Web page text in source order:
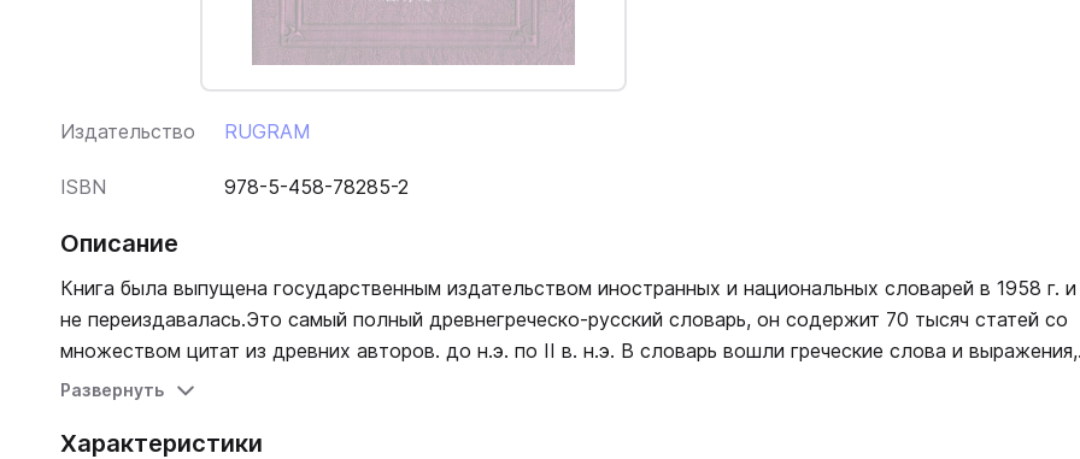
Издательство RUGRAM
ISBN 978-5-458-78285-2
Описание
Книга была выпущена государственным издательством иностранных и национальных словарей в 1958 г.
не переиздавалась.Это самый полный древнегреческо-русский словарь, он содержит 70 тысяч статей со
множеством цитат из древних авторов. до н.э. по II в. н.э. В словарь вошли греческие слова и выражения,
встречающиеся в сочинениях римских писателей. Имена собственные (ономастика и топонимика) даны с
имен исторических и мифологических исключены лишь второстепенные. Почти все значения слов
Развернуть
Характеристики